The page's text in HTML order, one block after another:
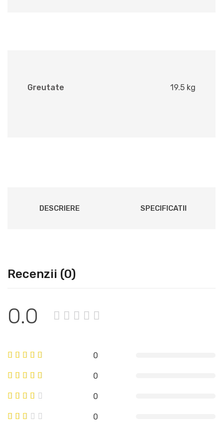
Greutate 19.5 kg
DESCRIERE SPECIFICATII
Recenzii (0)
0.0
0
0
0
0